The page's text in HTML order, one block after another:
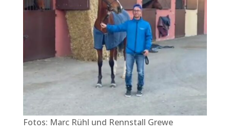
Fotos: Marc Rühl und Rennstall Grewe